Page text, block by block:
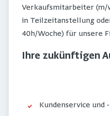
Verkaufsmitarbeiter (m/
in Teilzeitanstellung
40h/Woche) für unsere
Ihre zukünftigen
Kundenservice und